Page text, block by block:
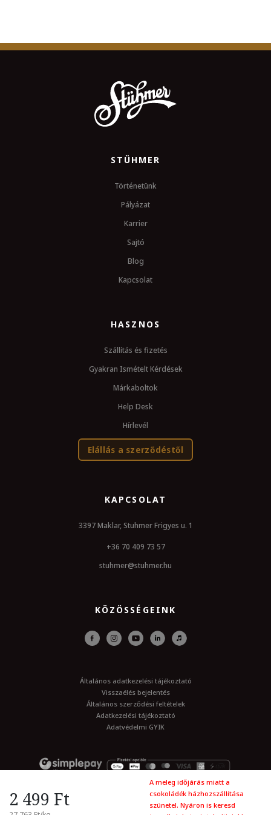
2 499 Ft
A meleg időjárás miatt a
csokoládék házhozszállítása
szünetel. Nyáron is keresd
STÜHMER
Történetünk
Pályázat
Karrier
Sajtó
Blog
Kapcsolat
HASZNOS
Szállítás és fizetés
Gyakran Ismételt Kérdések
Márkaboltok
Help Desk
Hírlevél
Elállás a szerződéstől
KAPCSOLAT
3397 Maklar, Stuhmer Frigyes u. 1
+36 70 409 73 57
stuhmer@stuhmer.hu
KÖZÖSSÉGEINK
© Minden jog fenttartva 2026. stuhmer.hu
Általános adatkezelési tájékoztató
Visszaélés bejelentés
Általános szerződési feltételek
Adatkezelési tájékoztató
Adatvédelmi GYIK